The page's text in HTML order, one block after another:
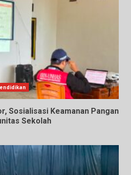
Sosialisasi Keamanan Pangan
Sekolah